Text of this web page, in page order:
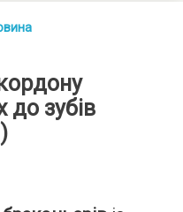
до зубів